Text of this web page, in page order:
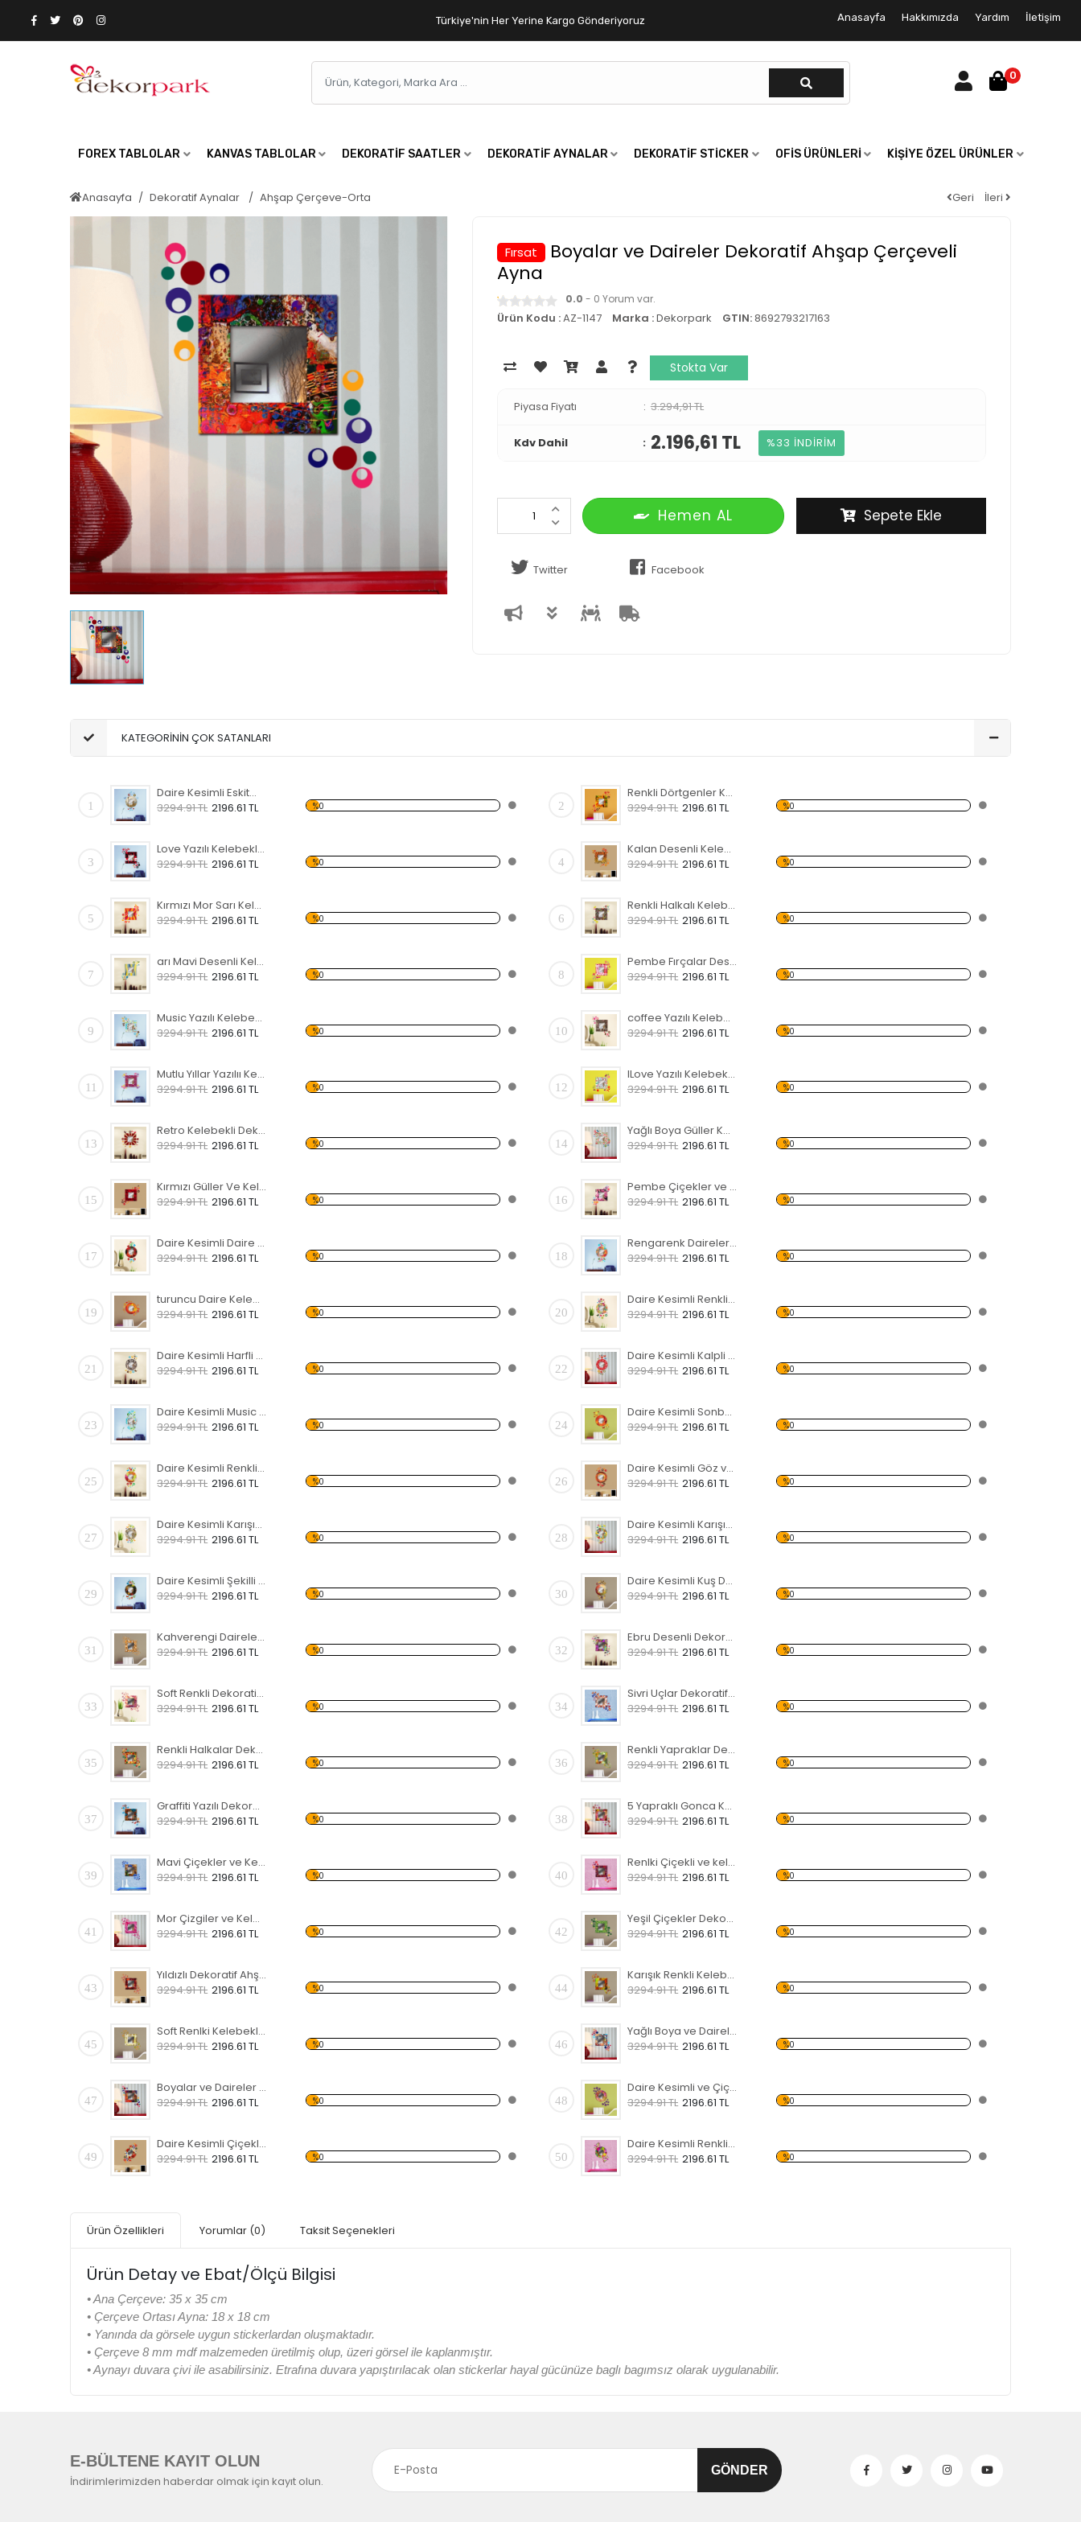
Türkiye'nin Her Yerine Kargo Gönderiyoruz Anasayfa Hakkımızda Yardım İletişim
0
FOREX TABLOLAR KANVAS TABLOLAR DEKORATIF SAATLER DEKORATIF AYNALAR DEKORATIF STICKER OFIS ÜRÜNLERI KIŞIYE ÖZEL ÜRÜNLER
Anasayfa Dekoratif Aynalar Ahşap Çerçeve-Orta Geri İleri
Fırsat
Boyalar ve Daireler Dekoratif Ahşap Çerçeveli
Ayna
0.0 - 0 Yorum var.
Ürün Kodu :AZ-1147 Marka :Dekorpark GTIN:8692793217163
Stokta Var
Piyasa Fiyatı 3.294,91 TL
Kdv Dahil 2.196,61 TL %33 İNDİRİM
Hemen AL Sepete Ekle
Twitter Facebook
KATEGORİNİN ÇOK SATANLARI
1
Daire Kesimli Eskitme Lamba ve Köprü Desenli Kelebekli Dekoratif Ahşap Çerçeveli Ayna
3294.91 TL 2196.61 TL %0 2
Renkli Dörtgenler Kelebekli Dekoratif Ahşap Çerçeveli Ayna
3294.91 TL 2196.61 TL %0
3
Love Yazılı Kelebekli Dekoratif Ahşap Çerçeveli Ayna
3294.91 TL 2196.61 TL %0 4
Kalan Desenli Kelebekli Dekoratif Ahşap Çerçeveli Ayna
3294.91 TL 2196.61 TL %0
5
Kırmızı Mor Sarı Kelebekli Dekoratif Ahşap Çerçeveli Ayna
3294.91 TL 2196.61 TL %0 6
Renkli Halkalı Kelebekli Dekoratif Ahşap Çerçeveli Ayna
3294.91 TL 2196.61 TL %0
7
arı Mavi Desenli Kelebekli Dekoratif Ahşap Çerçeveli Ayna
3294.91 TL 2196.61 TL %0 8
Pembe Fırçalar Desenli Kelebekli Dekoratif Ahşap Çerçeveli Ayna
3294.91 TL 2196.61 TL %0
9
Music Yazılı Kelebekli Dekoratif Ahşap Çerçeveli Ayna
3294.91 TL 2196.61 TL %0 10
coffee Yazılı Kelebekli Dekoratif Ahşap Çerçeveli Ayna
3294.91 TL 2196.61 TL %0
11
Mutlu Yıllar Yazılıı Kelebekli Dekoratif Ahşap Çerçeveli Ayna
3294.91 TL 2196.61 TL %0 12
lLove Yazılı Kelebekli Dekoratif Ahşap Çerçeveli Ayna
3294.91 TL 2196.61 TL %0
13
Retro Kelebekli Dekoratif Ahşap Çerçeveli Ayna
3294.91 TL 2196.61 TL %0 14
Yağlı Boya Güller Kelebekli Dekoratif Ahşap Çerçeveli Ayna
3294.91 TL 2196.61 TL %0
15
Kırmızı Güller Ve Kelebekli Dekoratif Ahşap Çerçeveli Ayna
3294.91 TL 2196.61 TL %0 16
Pembe Çiçekler ve Kelebekli Dekoratif Ahşap Çerçeveli Ayna
3294.91 TL 2196.61 TL %0
17
Daire Kesimli Daire Desenli Kelebekli Dekoratif Ahşap Çerçeveli Ayna
3294.91 TL 2196.61 TL %0 18
Rengarenk Daireler Kelebekli Dekoratif Ahşap Çerçeveli Ayna
3294.91 TL 2196.61 TL %0
19
turuncu Daire Kelebekli Dekoratif Ahşap Çerçeveli Ayna
3294.91 TL 2196.61 TL %0 20
Daire Kesimli Renkli Desenli Kelebekli Dekoratif Ahşap Çerçeveli Ayna
3294.91 TL 2196.61 TL %0
21
Daire Kesimli Harfli Kelebekli Dekoratif Ahşap Çerçeveli Ayna
3294.91 TL 2196.61 TL %0 22
Daire Kesimli Kalpli Kelebekli Dekoratif Ahşap Çerçeveli Ayna
3294.91 TL 2196.61 TL %0
23
Daire Kesimli Music Yazılı Kelebekli Dekoratif Ahşap Çerçeveli Ayna
3294.91 TL 2196.61 TL %0 24
Daire Kesimli Sonbahar ve Kelebekli Dekoratif Ahşap Çerçeveli Ayna
3294.91 TL 2196.61 TL %0
25
Daire Kesimli Renkli Kalpli Kelebekli Dekoratif Ahşap Çerçeveli Ayna
3294.91 TL 2196.61 TL %0 26
Daire Kesimli Göz ve Kelebekli Dekoratif Ahşap Çerçeveli Ayna
3294.91 TL 2196.61 TL %0
27
Daire Kesimli Karışık Yazılı ve Kelebekli Dekoratif Ahşap Çerçeveli Ayna
3294.91 TL 2196.61 TL %0 28
Daire Kesimli Karışık Renkler ve Kelebekli Dekoratif Ahşap Çerçeveli Ayna
3294.91 TL 2196.61 TL %0
29
Daire Kesimli Şekilli Kelebekli Dekoratif Ahşap Çerçeveli Ayna
3294.91 TL 2196.61 TL %0 30
Daire Kesimli Kuş Desenli ve Kelebekli Dekoratif Ahşap Çerçeveli Ayna
3294.91 TL 2196.61 TL %0
31
Kahverengi Daireler Dekoratif Ahşap Çerçeveli Ayna
3294.91 TL 2196.61 TL %0 32
Ebru Desenli Dekoratif Ahşap Çerçeveli Ayna
3294.91 TL 2196.61 TL %0
33
Soft Renkli Dekoratif Ahşap Çerçeveli Ayna
3294.91 TL 2196.61 TL %0 34
Sivri Uçlar Dekoratif Ahşap Çerçeveli Ayna
3294.91 TL 2196.61 TL %0
35
Renkli Halkalar Dekoratif Ahşap Çerçeveli Ayna
3294.91 TL 2196.61 TL %0 36
Renkli Yapraklar Dekoratif Ahşap Çerçeveli Ayna
3294.91 TL 2196.61 TL %0
37
Graffiti Yazılı Dekoratif Ahşap Çerçeveli Ayna
3294.91 TL 2196.61 TL %0 38
5 Yapraklı Gonca Kelebekli Dekoratif Ahşap Çerçeveli Ayna
3294.91 TL 2196.61 TL %0
39
Mavi Çiçekler ve Kelebekler Dekoratif Ahşap Çerçeveli Ayna
3294.91 TL 2196.61 TL %0 40
Renlki Çiçekli ve kelebekli Dekoratif Ahşap Çerçeveli Ayna
3294.91 TL 2196.61 TL %0
41
Mor Çizgiler ve Kelebekler Dekoratif Ahşap Çerçeveli Ayna
3294.91 TL 2196.61 TL %0 42
Yeşil Çiçekler Dekoratif Ahşap Çerçeveli Ayna
3294.91 TL 2196.61 TL %0
43
Yıldızlı Dekoratif Ahşap Çerçeveli Ayna
3294.91 TL 2196.61 TL %0 44
Karışık Renkli Kelebekler ve Çiçekler Dekoratif Ahşap Çerçeveli Ayna
3294.91 TL 2196.61 TL %0
45
Soft Renlki Kelebekli Dekoratif Ahşap Çerçeveli Ayna
3294.91 TL 2196.61 TL %0 46
Yağlı Boya ve Daireler Dekoratif Ahşap Çerçeveli Ayna
3294.91 TL 2196.61 TL %0
47
Boyalar ve Daireler Dekoratif Ahşap Çerçeveli Ayna
3294.91 TL 2196.61 TL %0 48
Daire Kesimli ve Çiçekli Dekoratif Ahşap Çerçeveli Ayna
3294.91 TL 2196.61 TL %0
49
Daire Kesimli Çiçekli Dekoratif Ahşap Çerçeveli Ayna
3294.91 TL 2196.61 TL %0 50
Daire Kesimli Renkli Kalpler Dekoratif Ahşap Çerçeveli Ayna
3294.91 TL 2196.61 TL %0
Ürün Özellikleri Yorumlar (0) Taksit Seçenekleri
Ürün Detay ve Ebat/Ölçü Bilgisi
• Ana Çerçeve: 35 x 35 cm
• Çerçeve Ortası Ayna: 18 x 18 cm
• Yanında da görsele uygun stickerlardan oluşmaktadır.
• Çerçeve 8 mm mdf malzemeden üretilmiş olup, üzeri görsel ile kaplanmıştır.
• Aynayı duvara çivi ile asabilirsiniz. Etrafına duvara yapıştırılacak olan stickerlar hayal gücünüze baglı bagımsız olarak uygulanabilir.
E-BÜLTENE KAYIT OLUN
İndirimlerimizden haberdar olmak için kayıt olun.